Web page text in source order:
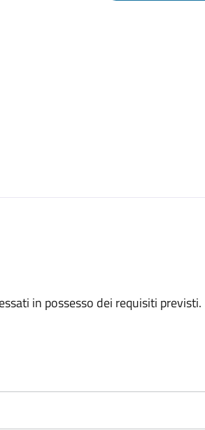
in possesso dei requisiti previsti.